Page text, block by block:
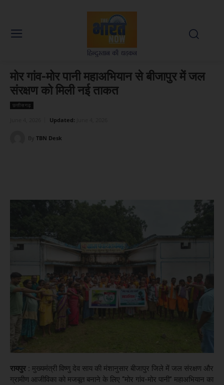
मोर गांव-मोर पानी महाअभियान से बीजापुर में जल
संरक्षण को मिली नई ताकत
छत्तीसगढ़
Updated:
By TBN Desk
रायपुर : मुख्यमंत्री विष्णु देव साय की मंशानुसार बीजापुर जिले में जल संरक्षण और
ग्रामीण आजीविका को मजबूत बनाने के लिए ‘‘मोर गांव-मोर पानी’’ महाअभियान का